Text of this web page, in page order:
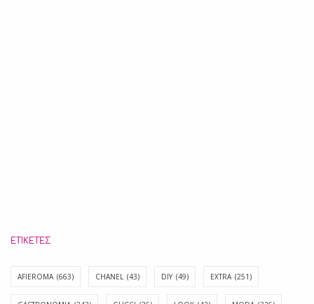
ΕΤΙΚΈΤΕΣ
AFIEROMA (663) CHANEL (43) DIY (49) EXTRA (251)